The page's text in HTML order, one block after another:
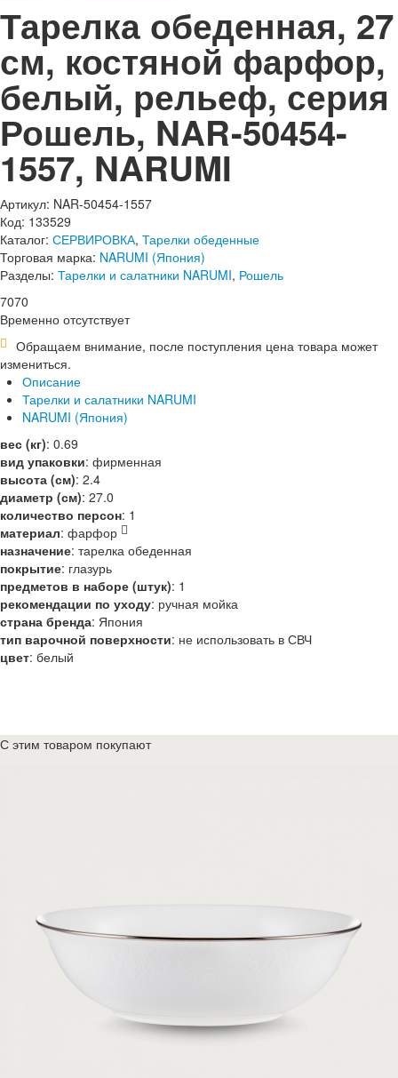
Тарелка обеденная, 27
см, костяной фарфор,
белый, рельеф, серия
Рошель, NAR-50454-
1557, NARUMI
Артикул: NAR-50454-1557
Код: 133529
Каталог: СЕРВИРОВКА, Тарелки обеденные
Торговая марка: NARUMI (Япония)
Разделы: Тарелки и салатники NARUMI, Рошель
7070
Временно отсутствует
Обращаем внимание, после поступления цена товара может
измениться.
Описание
Тарелки и салатники NARUMI
NARUMI (Япония)
вес (кг): 0.69
вид упаковки: фирменная
высота (см): 2.4
диаметр (см): 27.0
количество персон: 1
материал: фарфор
назначение: тарелка обеденная
покрытие: глазурь
предметов в наборе (штук): 1
рекомендации по уходу: ручная мойка
страна бренда: Япония
тип варочной поверхности: не использовать в СВЧ
цвет: белый
С этим товаром покупают